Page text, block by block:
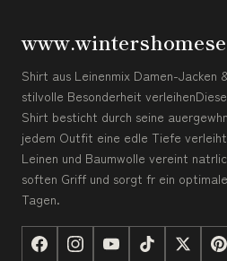
Shirt aus Leinenmix Damen-Jacken
stilvolle Besonderheit
Shirt besticht durch seine
jedem Outfit eine edle Tiefe
Leinen und Baumwolle vereint
soften Griff und sorgt fr ein
Tagen.